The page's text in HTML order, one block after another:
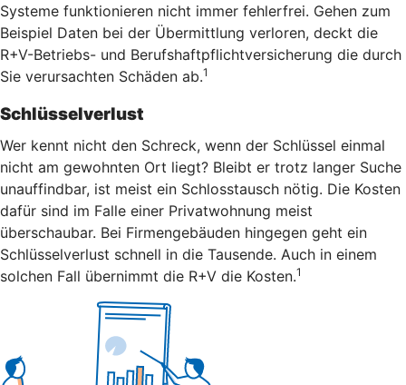
Systeme funktionieren nicht immer fehlerfrei. Gehen zum
Beispiel Daten bei der Übermittlung verloren, deckt die
R+V-Betriebs- und Berufshaftpflichtversicherung die durch
Sie verursachten Schäden ab.1
Schlüsselverlust
Wer kennt nicht den Schreck, wenn der Schlüssel einmal
nicht am gewohnten Ort liegt? Bleibt er trotz langer Suche
unauffindbar, ist meist ein Schlosstausch nötig. Die Kosten
dafür sind im Falle einer Privatwohnung meist
überschaubar. Bei Firmengebäuden hingegen geht ein
Schlüsselverlust schnell in die Tausende. Auch in einem
solchen Fall übernimmt die R+V die Kosten.1